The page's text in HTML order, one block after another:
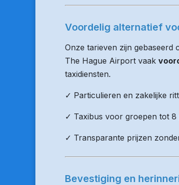
Voordelig alternatief
Onze tarieven zijn gebaseerd
The Hague Airport vaak
taxidiensten.
✓ Particulieren en zakelijke
✓ Taxibus voor groepen tot 8
✓ Transparante prijzen
Bevestiging en